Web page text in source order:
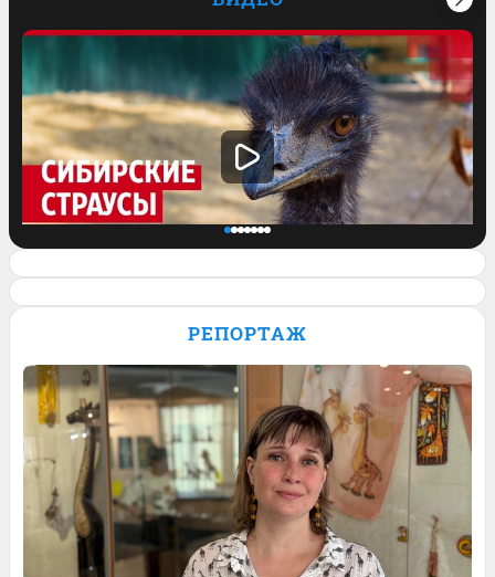
выращивать страусов. Видео
Обсудить
Обсудить Обсудить
РЕПОРТАЖ